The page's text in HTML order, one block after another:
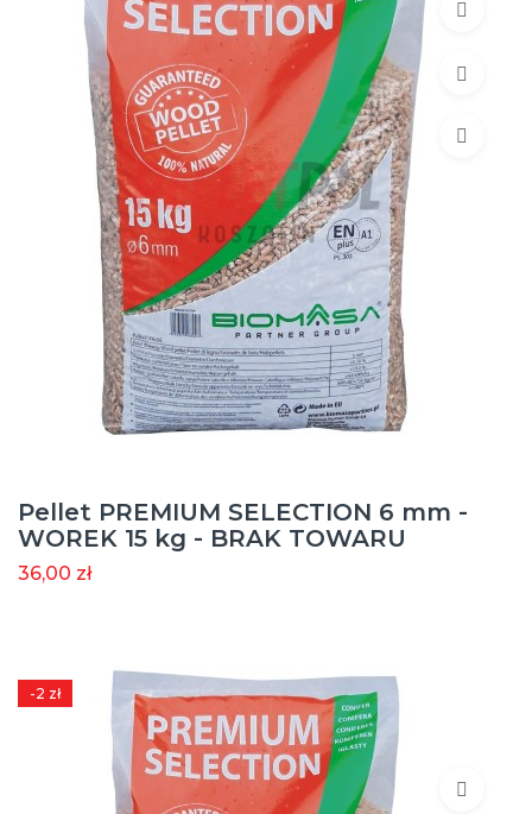
Pellet PREMIUM SELECTION 6 mm -
WOREK 15 kg - BRAK TOWARU
36,00 zł
-2 zł